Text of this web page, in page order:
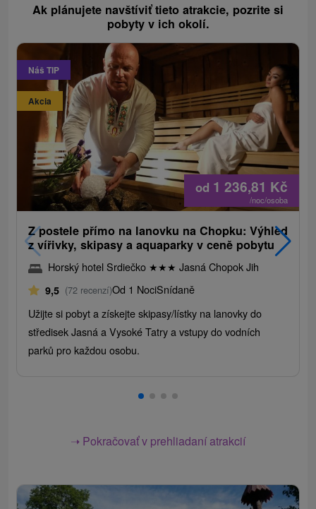
Ak plánujete navštíviť tieto atrakcie, pozrite si
pobyty v ich okolí.
Náš TIP
Akcia
od 1 236,81 Kč
/noc/osoba
Z postele přímo na lanovku na Chopku: Výhled
z vířivky, skipasy a aquaparky v ceně pobytu
Horský hotel Srdiečko ★★★ Jasná Chopok Jih
9,5 (72 recenzí)Od 1 NociSnídaně
Užijte si pobyt a získejte skipasy/lístky na lanovky do
středisek Jasná a Vysoké Tatry a vstupy do vodních
parků pro každou osobu.
➝ Pokračovať v prehliadaní atrakcií